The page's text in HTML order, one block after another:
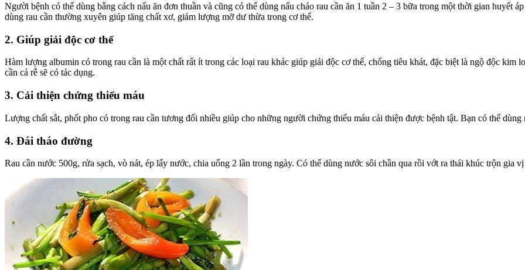
Người bệnh có thể dùng bằng cách nấu ăn đơn thuần và cũng có thể dùng nấu cháo rau cần ăn 1 tuần 2 – 3 bữa trong một thời gian huyết
dùng rau cần thường xuyên giúp tăng chất xơ, giảm lượng mỡ dư thừa trong cơ thể.
2. Giúp giải độc cơ thể
Hàm lượng albumin có trong rau cần là một chất rất ít trong các loại rau khác giúp giải độc cơ thể, chống tiêu khát, đặc biệt là ngộ độc kim
cần cả rễ sẽ có tác dụng.
3. Cải thiện chứng thiếu máu
Lượng chất sắt, phốt pho có trong rau cần tương đối nhiều giúp cho những người chứng thiếu máu cải thiện được bệnh tật. Bạn có thể
4. Đái tháo đường
Rau cần nước 500g, rửa sạch, vò nát, ép lấy nước, chia uống 2 lần trong ngày. Có thể dùng nước sôi chần qua rồi vớt ra thái khúc trộn gia